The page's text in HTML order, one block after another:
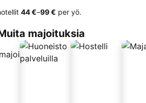
‎44 €–‎99 € per yö.
majoituksia